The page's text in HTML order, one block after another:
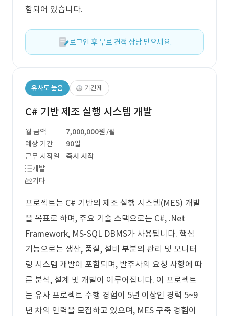
함되어 있습니다.
로그인 후 무료 견적 상담 받으세요.
유사도 높음 기간제
C# 기반 제조 실행 시스템 개발
월 금액 7,000,000원 /월
예상 기간
90일
근무 시작일
즉시 시작
개발
기타
프로젝트는 C# 기반의 제조 실행 시스템(MES) 개발
을 목표로 하며, 주요 기술 스택으로는 C#, .Net
Framework, MS-SQL DBMS가 사용됩니다. 핵심
기능으로는 생산, 품질, 설비 부분의 관리 및 모니터
링 시스템 개발이 포함되며, 발주사의 요청 사항에 따
른 분석, 설계 및 개발이 이루어집니다. 이 프로젝트
는 유사 프로젝트 수행 경험이 5년 이상인 경력 5~9
년 차의 인력을 모집하고 있으며, MES 구축 경험이